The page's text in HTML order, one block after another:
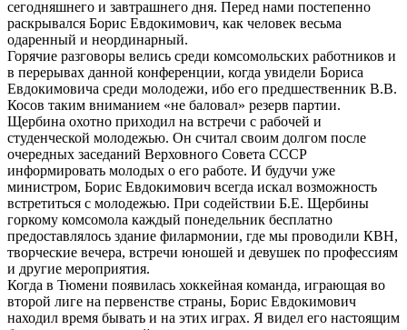
сегодняшнего и завтрашнего дня. Перед нами постепенно
раскрывался Борис Евдокимович, как человек весьма
одаренный и неординарный.
Горячие разговоры велись среди комсомольских работников и
в перерывах данной конференции, когда увидели Бориса
Евдокимовича среди молодежи, ибо его предшественник В.В.
Косов таким вниманием «не баловал» резерв партии.
Щербина охотно приходил на встречи с рабочей и
студенческой молодежью. Он считал своим долгом после
очередных заседаний Верховного Совета СССР
информировать молодых о его работе. И будучи уже
министром, Борис Евдокимович всегда искал возможность
встретиться с молодежью. При содействии Б.Е. Щербины
горкому комсомола каждый понедельник бесплатно
предоставлялось здание филармонии, где мы проводили КВН,
творческие вечера, встречи юношей и девушек по профессиям
и другие мероприятия.
Когда в Тюмени появилась хоккейная команда, играющая во
второй лиге на первенстве страны, Борис Евдокимович
находил время бывать и на этих играх. Я видел его настоящим